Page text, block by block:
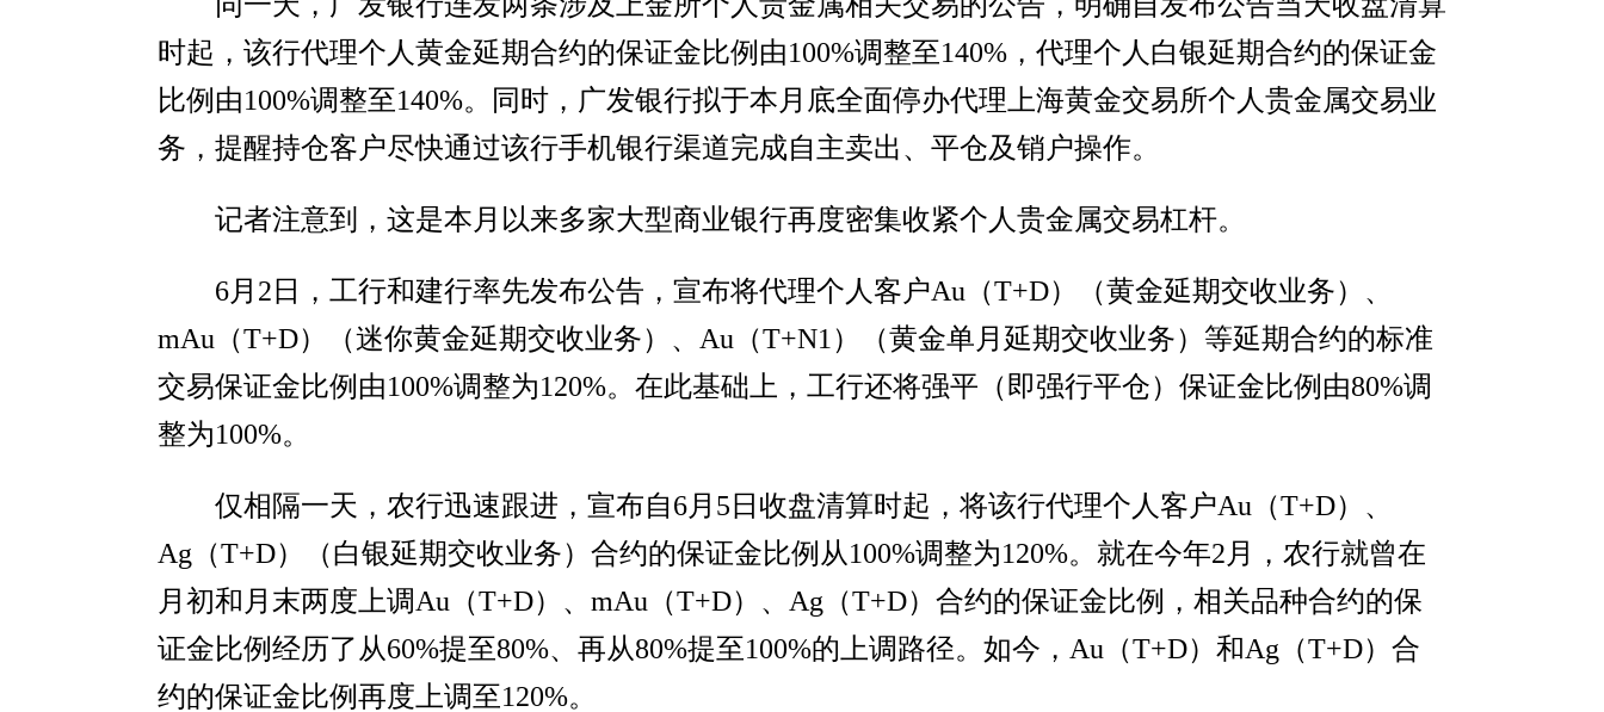
时起，该行代理个人黄金延期合约的保证金比例由100%调整至140%，代理个人白银延期合约的保证金
比例由100%调整至140%。同时，广发银行拟于本月底全面停办代理上海黄金交易所个人贵金属交易业
务，提醒持仓客户尽快通过该行手机银行渠道完成自主卖出、平仓及销户操作。
记者注意到，这是本月以来多家大型商业银行再度密集收紧个人贵金属交易杠杆。
6月2日，工行和建行率先发布公告，宣布将代理个人客户Au（T+D）（黄金延期交收业务）、
mAu（T+D）（迷你黄金延期交收业务）、Au（T+N1）（黄金单月延期交收业务）等延期合约的标准
交易保证金比例由100%调整为120%。在此基础上，工行还将强平（即强行平仓）保证金比例由80%调
整为100%。
仅相隔一天，农行迅速跟进，宣布自6月5日收盘清算时起，将该行代理个人客户Au（T+D）、
Ag（T+D）（白银延期交收业务）合约的保证金比例从100%调整为120%。就在今年2月，农行就曾在
月初和月末两度上调Au（T+D）、mAu（T+D）、Ag（T+D）合约的保证金比例，相关品种合约的保
证金比例经历了从60%提至80%、再从80%提至100%的上调路径。如今，Au（T+D）和Ag（T+D）合
约的保证金比例再度上调至120%。